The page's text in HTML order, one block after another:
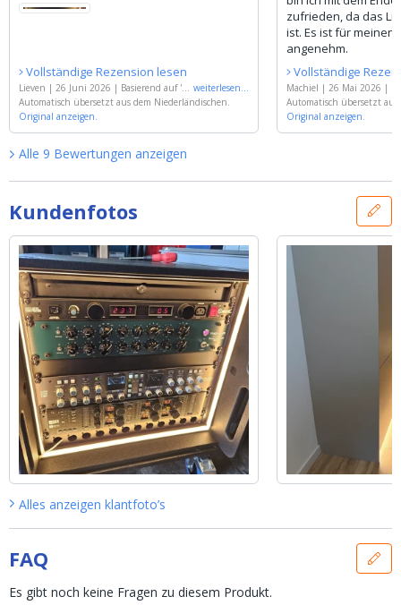
Vollständige Rezension lesen
Lieven | 26 Juni 2026 | Basierend auf'LE
D Streifen im Profil | 2 Meter Warmweiß
| Überall kürzbar | Komplettset
weiterlesen...
Automatisch übersetzt aus dem Niederländischen.
Original anzeigen.
zufrieden, da das
ist. Es ist für meinen
angenehm.
Vollständige
Machiel | 26 Mai 2026 |
ED Streifen im Profil | 3
ß | Überall kürzbar |
Automatisch übersetzt
Original anzeigen.
Alle 9 Bewertungen anzeigen
Kundenfotos
Alles anzeigen klantfoto’s
FAQ
Es gibt noch keine Fragen zu diesem Produkt.